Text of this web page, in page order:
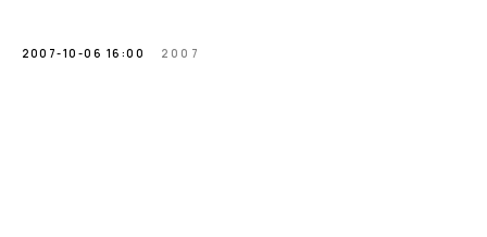
2007-10-06 16:00 2007